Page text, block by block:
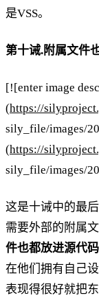
是VSS。
第十诫.附属文件
[![enter image
(https://
sily_file/images/
(https://
sily_file/images/
这是十诫中的最
需要外部的附属
件也都放进源代码
在他们拥有自己
表现得很好就把